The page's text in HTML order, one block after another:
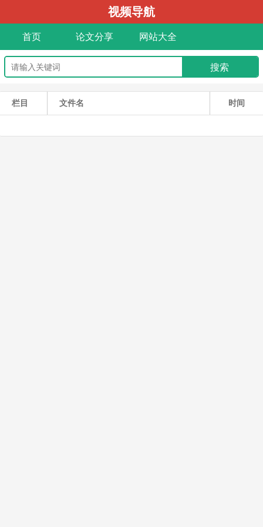
视频导航
首页 论文分享 网站大全
栏目 文件名 时间